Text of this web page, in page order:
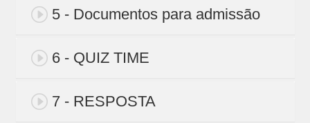
5 - Documentos para admissão
6 - QUIZ TIME
7 - RESPOSTA